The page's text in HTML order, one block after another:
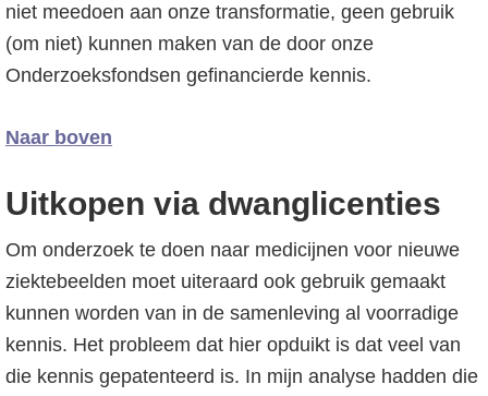
niet meedoen aan onze transformatie, geen gebruik
(om niet) kunnen maken van de door onze
Onderzoeksfondsen gefinancierde kennis.
Naar boven
Uitkopen via dwanglicenties
Om onderzoek te doen naar medicijnen voor nieuwe
ziektebeelden moet uiteraard ook gebruik gemaakt
kunnen worden van in de samenleving al voorradige
kennis. Het probleem dat hier opduikt is dat veel van
die kennis gepatenteerd is. In mijn analyse hadden die